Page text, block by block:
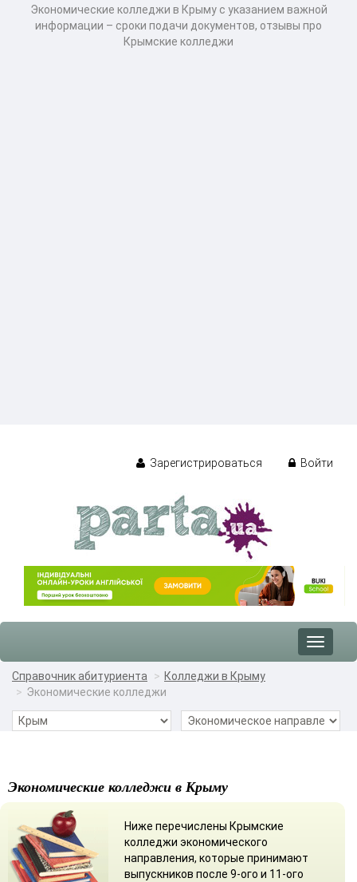
Экономические колледжи в Крыму с указанием важной
информации – сроки подачи документов, отзывы про
Крымские колледжи
Зарегистрироваться Войти
Toggle
Справочник абитуриента
Колледжи в Крыму
Экономические колледжи
Экономические колледжи в Крыму
Ниже перечислены Крымские
колледжи экономического
направления, которые принимают
выпускников после 9-ого и 11-ого